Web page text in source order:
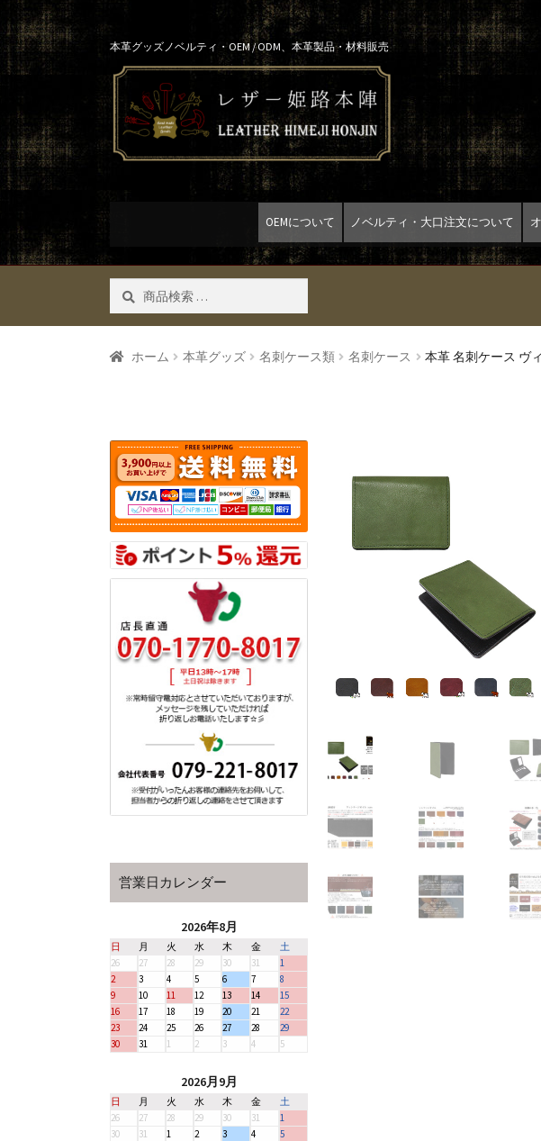
Skip
to
navigation
Skip
to
content
本革グッズノベルティ・OEM / ODM、本革製品・材料販売
OEMについて ノベルティ・大口注文について
対
象:
検索
ホーム 本革グッズ 名刺ケース類 名刺ケース 本革 名刺ケース ヴ
営業日カレンダー
2026年8月
日 月 火 水 木 金
土
26
27 28 29 30 31
1
2
3 4 5 6 7
8
9
10 11 12 13 14
15
16
17 18 19 20 21
22
23
24 25 26 27 28
29
30
31 1 2 3 4 5
2026月9月
日 月 火 水 木 金
土
26
27 28 29 30 31
1
30
31 1 2 3 4
5